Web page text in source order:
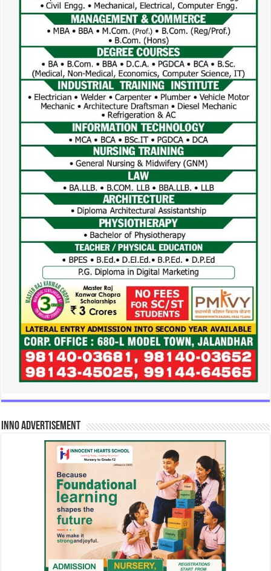
INNO Advertisement